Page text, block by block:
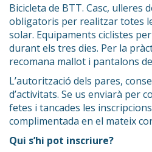
Bicicleta de BTT. Casc, ulleres
obligatoris per realitzar totes
solar. Equipaments ciclistes
durant els tres dies. Per la
recomana mallot i pantalons
L’autorització dels pares,
d’activitats. Se us enviarà per
fetes i tancades les
complimentada en el mateix
Qui s’hi pot inscriure?